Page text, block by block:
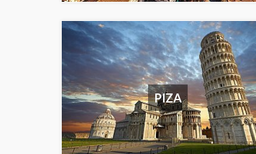
PIZA